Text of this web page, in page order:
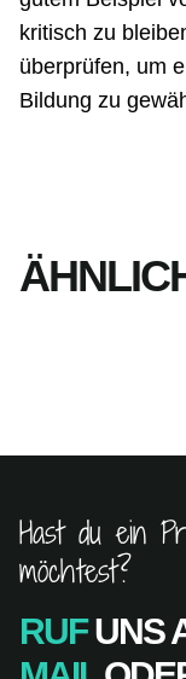
kritisch zu
überprüfen, um
Bildung zu
Hast du ein
möchtest?
RUFUNS